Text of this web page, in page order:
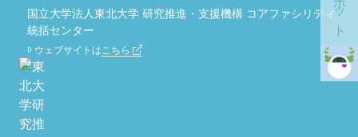
国立大学法人東北大学 研究推進・支援機構 コアファシリティ
統括センター
ウェブサイトはこちら